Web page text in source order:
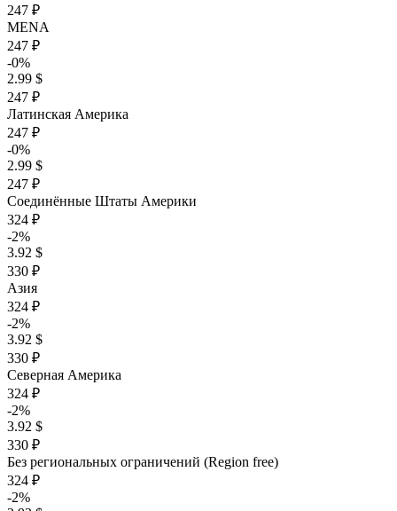
247 ₽
MENA
247 ₽
-0%
2.99 $
247 ₽
Латинская Америка
247 ₽
-0%
2.99 $
247 ₽
Соединённые Штаты Америки
324 ₽
-2%
3.92 $
330 ₽
Азия
324 ₽
-2%
3.92 $
330 ₽
Северная Америка
324 ₽
-2%
3.92 $
330 ₽
Без региональных ограничений (Region free)
324 ₽
-2%